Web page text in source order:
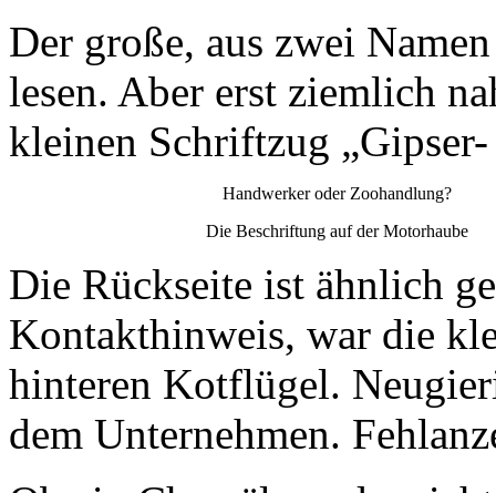
Der große, aus zwei
lesen. Aber erst ziemlich
kleinen Schriftzug
Handwerker oder Zoohandlung?
Die Beschriftung auf der Motorhaube
Die Rückseite ist ähnlich
Kontakthinweis, war die
hinteren Kotflügel.
dem Unternehmen.